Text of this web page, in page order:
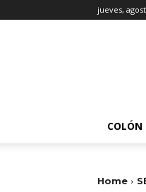
jueves,
COLÓN
Home